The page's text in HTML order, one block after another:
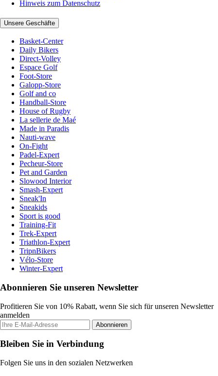
Hinweis zum Datenschutz
Unsere Geschäfte
Basket-Center
Daily Bikers
Direct-Volley
Espace Golf
Foot-Store
Galopp-Store
Golf and co
Handball-Store
House of Rugby
La sellerie de Maé
Made in Paradis
Nauti-wave
On-Fight
Padel-Expert
Pecheur-Store
Pet and Garden
Slowood Interior
Smash-Expert
Sneak'In
Sneakids
Sport is good
Training-Fit
Trek-Expert
Triathlon-Expert
TripnBikers
Vélo-Store
Winter-Expert
Abonnieren Sie unseren Newsletter
Profitieren Sie von 10% Rabatt, wenn Sie sich für unseren Newsletter
anmelden
Abonnieren
Bleiben Sie in Verbindung
Folgen Sie uns in den sozialen Netzwerken